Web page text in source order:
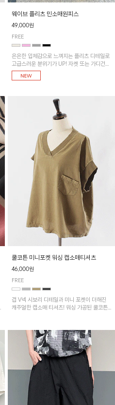
웨이브 플리츠 민소매원피스
49,000원
FREE
은은한 입체감으로 느껴지는 플리츠 디테일로
고급스러운 분위기가 UP! 자켓 또는 가디건과
같이 매치해도 잘 어울린답니다!
쿨코튼 미니포켓 워싱 캡소매티셔츠
46,000원
FREE
겹 V넥 시보리 디테일과 미니 포켓이 더해진
캐주얼한 캡소매 티셔츠! 워싱 가공된 쿨코튼